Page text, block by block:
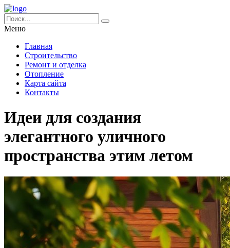
Меню
Главная
Строительство
Ремонт и отделка
Отопление
Карта сайта
Контакты
Идеи для создания
элегантного уличного
пространства этим летом